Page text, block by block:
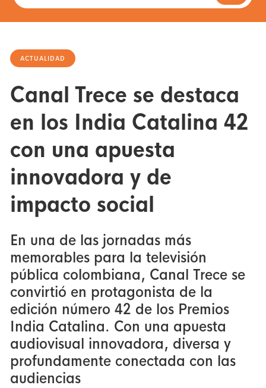
ACTUALIDAD
Canal Trece se destaca
en los India Catalina 42
con una apuesta
innovadora y de
impacto social
En una de las jornadas más
memorables para la televisión
pública colombiana, Canal Trece se
convirtió en protagonista de la
edición número 42 de los Premios
India Catalina. Con una apuesta
audiovisual innovadora, diversa y
profundamente conectada con las
audiencias